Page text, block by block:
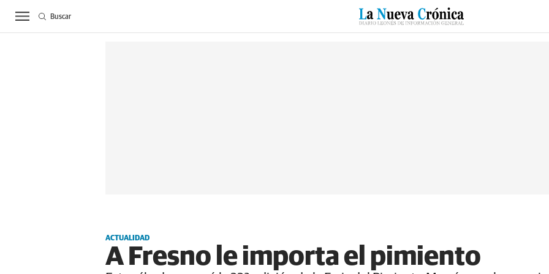
ACTUALIDAD BIERZO SUCESOS CULTURAS ESPECIALES DEPORTES
Buscar
ACTUALIDAD
A Fresno le importa el pimiento